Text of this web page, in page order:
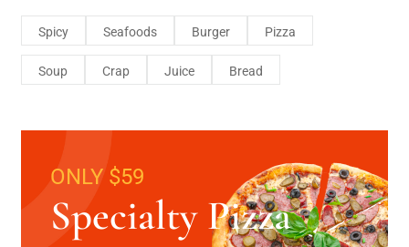
Spicy Seafoods Burger Pizza
Soup Crap Juice Bread
ONLY $59
Specialty Pizza